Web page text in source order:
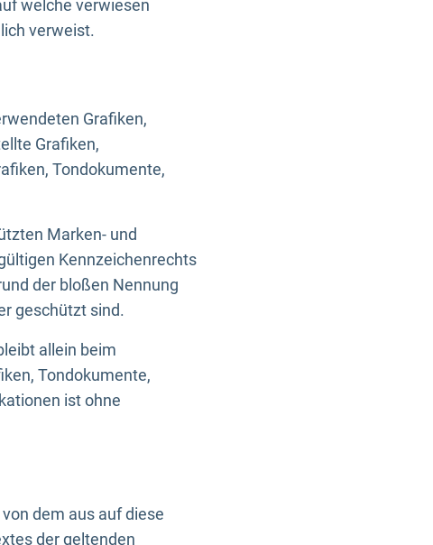
welche verwiesen
verweist.
Grafiken,
Grafiken,
Tondokumente,
Marken- und
Kennzeichenrechts
der bloßen Nennung
geschützt sind.
allein beim
Tondokumente,
ist ohne
dem aus auf diese
der geltenden